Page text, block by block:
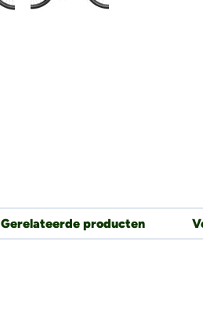
Gerelateerde producten